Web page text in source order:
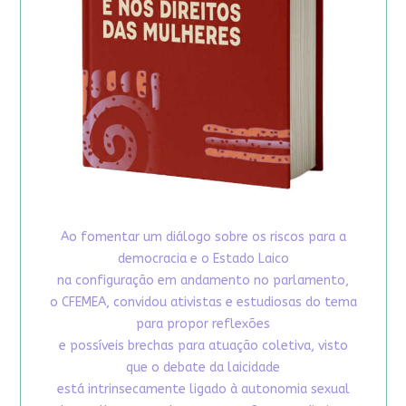
Ao fomentar um diálogo sobre os riscos para a
democracia e o Estado Laico
na configuração em andamento no parlamento,
o CFEMEA, convidou ativistas e estudiosas do tema
para propor reflexões
e possíveis brechas para atuação coletiva, visto
que o debate da laicidade
está intrinsecamente ligado à autonomia sexual